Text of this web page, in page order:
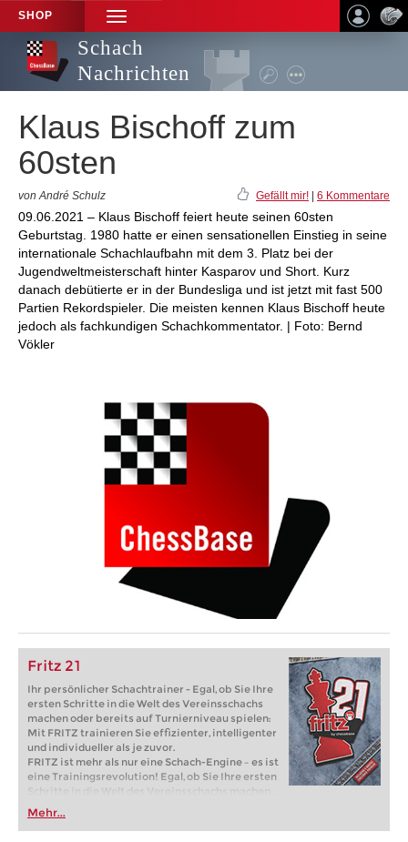
SHOP
TOGGLE
NAVIGATION
Schach
Nachrichten
Klaus Bischoff zum
60sten
von André Schulz Gefällt mir! 6 Kommentare
09.06.2021 – Klaus Bischoff feiert heute seinen 60sten
Geburtstag. 1980 hatte er einen sensationellen Einstieg in seine
internationale Schachlaufbahn mit dem 3. Platz bei der
Jugendweltmeisterschaft hinter Kasparov und Short. Kurz
danach debütierte er in der Bundesliga und ist jetzt mit fast 500
Partien Rekordspieler. Die meisten kennen Klaus Bischoff heute
jedoch als fachkundigen Schachkommentator. | Foto: Bernd
Vökler
Fritz 21
Ihr persönlicher Schachtrainer - Egal, ob Sie Ihre
ersten Schritte in die Welt des Vereinsschachs
machen oder bereits auf Turnierniveau spielen:
Mit FRITZ trainieren Sie effizienter, intelligenter
und individueller als je zuvor.
FRITZ ist mehr als nur eine Schach-Engine – es ist
eine Trainingsrevolution! Egal, ob Sie Ihre ersten
Schritte in die Welt des Vereinsschachs machen
oder bereits auf Turnierniveau spielen: Mit
FRITZ trainieren Sie effizienter, intelligenter und
individueller als je zuvor.
Mehr...